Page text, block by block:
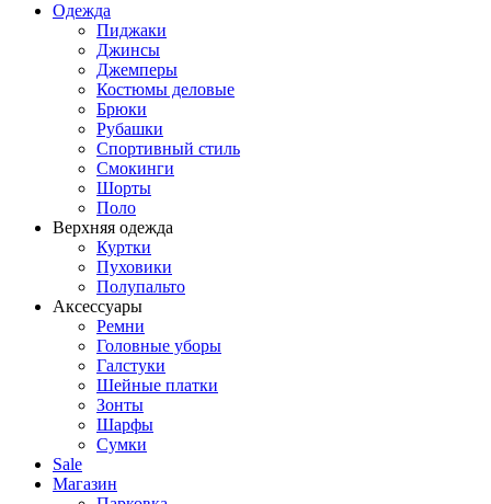
Одежда
Пиджаки
Джинсы
Джемперы
Костюмы деловые
Брюки
Рубашки
Спортивный стиль
Смокинги
Шорты
Поло
Верхняя одежда
Куртки
Пуховики
Полупальто
Аксессуары
Ремни
Головные уборы
Галстуки
Шейные платки
Зонты
Шарфы
Сумки
Sale
Магазин